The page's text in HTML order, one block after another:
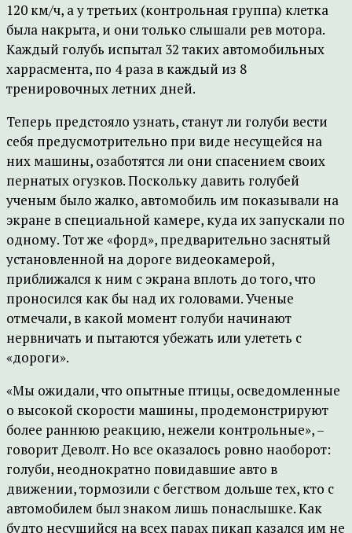
120 км/ч, а у третьих (контрольная группа) клетка
была накрыта, и они только слышали рев мотора.
Каждый голубь испытал 32 таких автомобильных
харрасмента, по 4 раза в каждый из 8
тренировочных летних дней.
Теперь предстояло узнать, станут ли голуби вести
себя предусмотрительно при виде несущейся на
них машины, озаботятся ли они спасением своих
пернатых огузков. Поскольку давить голубей
ученым было жалко, автомобиль им показывали на
экране в специальной камере, куда их запускали по
одному. Тот же «форд», предварительно заснятый
установленной на дороге видеокамерой,
приближался к ним с экрана вплоть до того, что
проносился как бы над их головами. Ученые
отмечали, в какой момент голуби начинают
нервничать и пытаются убежать или улететь с
«дороги».
«Мы ожидали, что опытные птицы, осведомленные
о высокой скорости машины, продемонстрируют
более раннюю реакцию, нежели контрольные», –
говорит Деволт. Но все оказалось ровно наоборот:
голуби, неоднократно повидавшие авто в
движении, тормозили с бегством дольше тех, кто с
автомобилем был знаком лишь понаслышке. Как
будто несущийся на всех парах пикап казался им не